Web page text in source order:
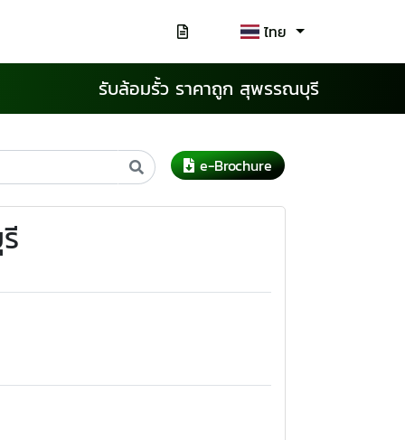
ไทย
รับล้อมรั้ว ราคาถูก สุพรรณบุรี
e-Brochure